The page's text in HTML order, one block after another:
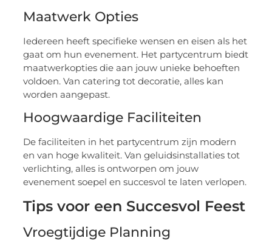
Maatwerk Opties
Iedereen heeft specifieke wensen en eisen als het
gaat om hun evenement. Het partycentrum biedt
maatwerkopties die aan jouw unieke behoeften
voldoen. Van catering tot decoratie, alles kan
worden aangepast.
Hoogwaardige Faciliteiten
De faciliteiten in het partycentrum zijn modern
en van hoge kwaliteit. Van geluidsinstallaties tot
verlichting, alles is ontworpen om jouw
evenement soepel en succesvol te laten verlopen.
Tips voor een Succesvol Feest
Vroegtijdige Planning